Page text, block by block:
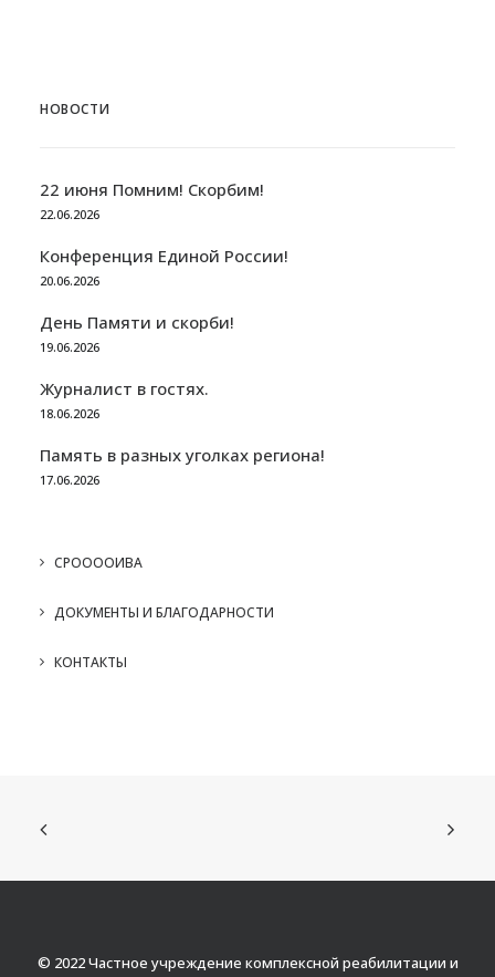
НОВОСТИ
22 июня Помним! Скорбим!
22.06.2026
Конференция Единой России!
20.06.2026
День Памяти и скорби!
19.06.2026
Журналист в гостях.
18.06.2026
Память в разных уголках региона!
17.06.2026
СРООООИВА
ДОКУМЕНТЫ И БЛАГОДАРНОСТИ
КОНТАКТЫ
© 2022 Частное учреждение комплексной реабилитации и